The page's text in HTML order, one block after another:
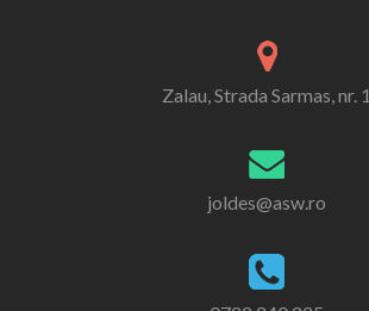
Zalau, Strada Sarmas, nr. 1
joldes@asw.ro